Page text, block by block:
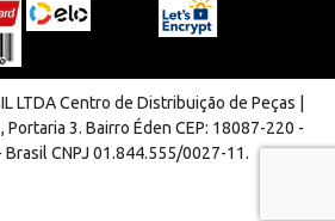
LTDA Centro de Distribuição de Peças |
Portaria 3. Bairro Éden CEP: 18087-220 -
Brasil CNPJ 01.844.555/0027-11.